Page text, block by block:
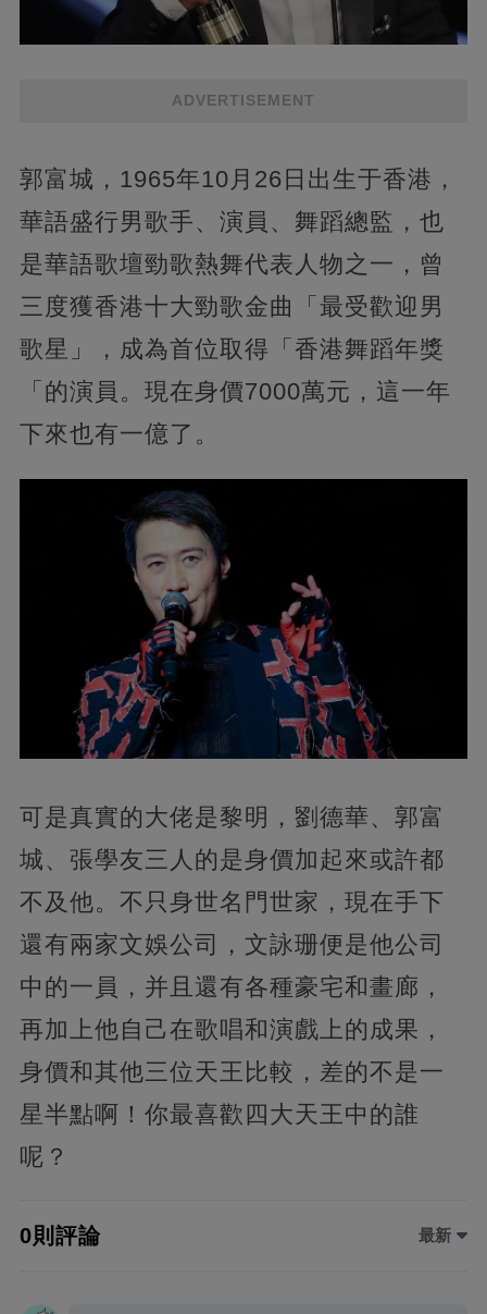
ADVERTISEMENT
郭富城，1965年10月26日出生于香港，
華語盛行男歌手、演員、舞蹈總監，也
是華語歌壇勁歌熱舞代表人物之一，曾
三度獲香港十大勁歌金曲「最受歡迎男
歌星」，成為首位取得「香港舞蹈年獎
「的演員。現在身價7000萬元，這一年
下來也有一億了。
可是真實的大佬是黎明，劉德華、郭富
城、張學友三人的是身價加起來或許都
不及他。不只身世名門世家，現在手下
還有兩家文娛公司，文詠珊便是他公司
中的一員，并且還有各種豪宅和畫廊，
再加上他自己在歌唱和演戲上的成果，
身價和其他三位天王比較，差的不是一
星半點啊！你最喜歡四大天王中的誰
呢？
0則評論 最新